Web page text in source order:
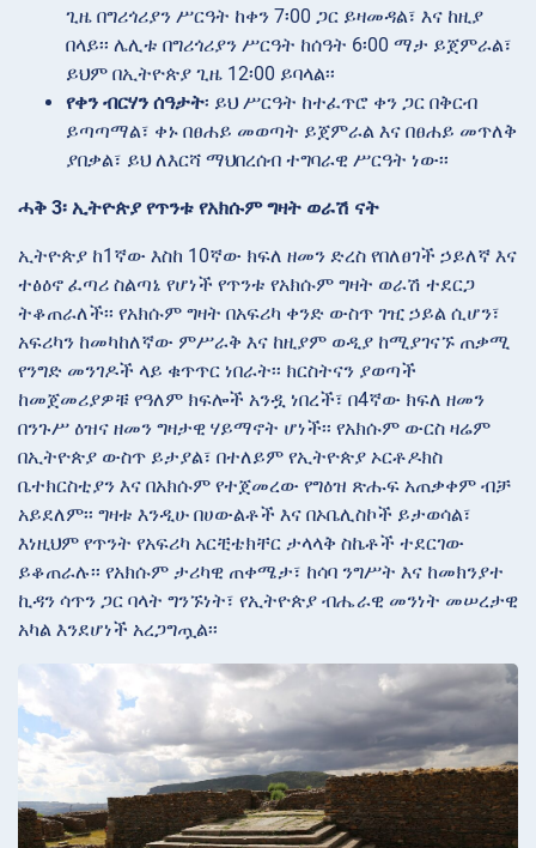
ጊዜ በግሪጎሪያን ሥርዓት ከቀን 7፡00 ጋር ይዛመዳል፣ እና ከዚያ
በላይ፡፡ ሌሊቱ በግሪጎሪያን ሥርዓት ከሰዓት 6፡00 ማታ ይጀምራል፣
ይህም በኢትዮጵያ ጊዜ 12፡00 ይባላል፡፡
የቀን ብርሃን ሰዓታት፡ ይህ ሥርዓት ከተፈጥሮ ቀን ጋር በቅርብ
ይጣጣማል፣ ቀኑ በፀሐይ መወጣት ይጀምራል እና በፀሐይ መጥለቅ
ያበቃል፣ ይህ ለእርሻ ማህበረሰብ ተግባራዊ ሥርዓት ነው፡፡
ሓቅ 3፡ ኢትዮጵያ የጥንቱ የአክሱም ግዛት ወራሽ ናት
ኢትዮጵያ ከ1ኛው እስከ 10ኛው ክፍለ ዘመን ድረስ የበለፀገች ኃይለኛ እና
ተፅዕኖ ፈጣሪ ስልጣኔ የሆነች የጥንቱ የአክሱም ግዛት ወራሽ ተደርጋ
ትቆጠራለች፡፡ የአክሱም ግዛት በአፍሪካ ቀንድ ውስጥ ገዢ ኃይል ሲሆን፣
አፍሪካን ከመካከለኛው ምሥራቅ እና ከዚያም ወዲያ ከሚያገናኙ ጠቃሚ
የንግድ መንገዶች ላይ ቁጥጥር ነበራት፡፡ ክርስትናን ያወጣች
ከመጀመሪያዎቹ የዓለም ክፍሎች አንዷ ነበረች፣ በ4ኛው ክፍለ ዘመን
በንጉሥ ዕዝና ዘመን ግዛታዊ ሃይማኖት ሆነች፡፡ የአክሱም ውርስ ዛሬም
በኢትዮጵያ ውስጥ ይታያል፣ በተለይም የኢትዮጵያ ኦርቶዶክስ
ቤተክርስቲያን እና በአክሱም የተጀመረው የግዕዝ ጽሑፍ አጠቃቀም ብቻ
አይደለም፡፡ ግዛቱ እንዲሁ በሀውልቶች እና በኦቤሊስኮች ይታወሳል፣
እነዚህም የጥንት የአፍሪካ አርቺቴክቸር ታላላቅ ስኬቶች ተደርገው
ይቆጠራሉ፡፡ የአክሱም ታሪካዊ ጠቀሜታ፣ ከሳባ ንግሥት እና ከመክንያተ
ኪዳን ሳጥን ጋር ባላት ግንኙነት፣ የኢትዮጵያ ብሔራዊ መንነት መሠረታዊ
አካል እንደሆነች አረጋግጧል፡፡